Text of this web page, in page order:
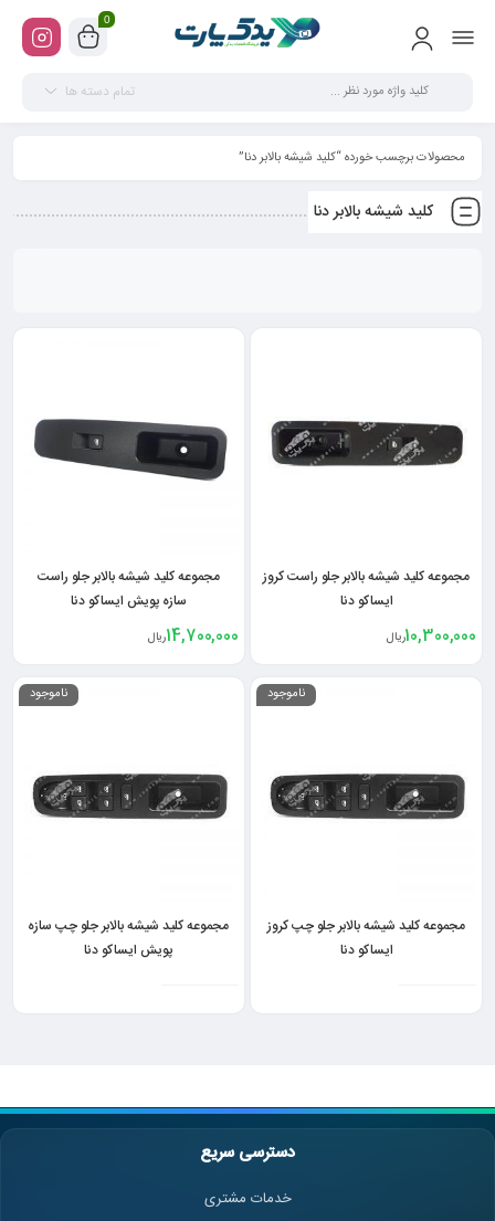
0
تمام دسته ها
محصولات برچسب خورده “کلید شیشه بالابر دنا”
کلید شیشه بالابر دنا
مجموعه کلید شیشه بالابر جلو راست کروز
ایساکو دنا
10,300,000ریال
مجموعه کلید شیشه بالابر جلو راست
سازه پویش ایساکو دنا
14,700,000ریال
ناموجود
مجموعه کلید شیشه بالابر جلو چپ کروز
ایساکو دنا
ناموجود
مجموعه کلید شیشه بالابر جلو چپ سازه
پویش ایساکو دنا
دسترسی سریع
خدمات مشتری